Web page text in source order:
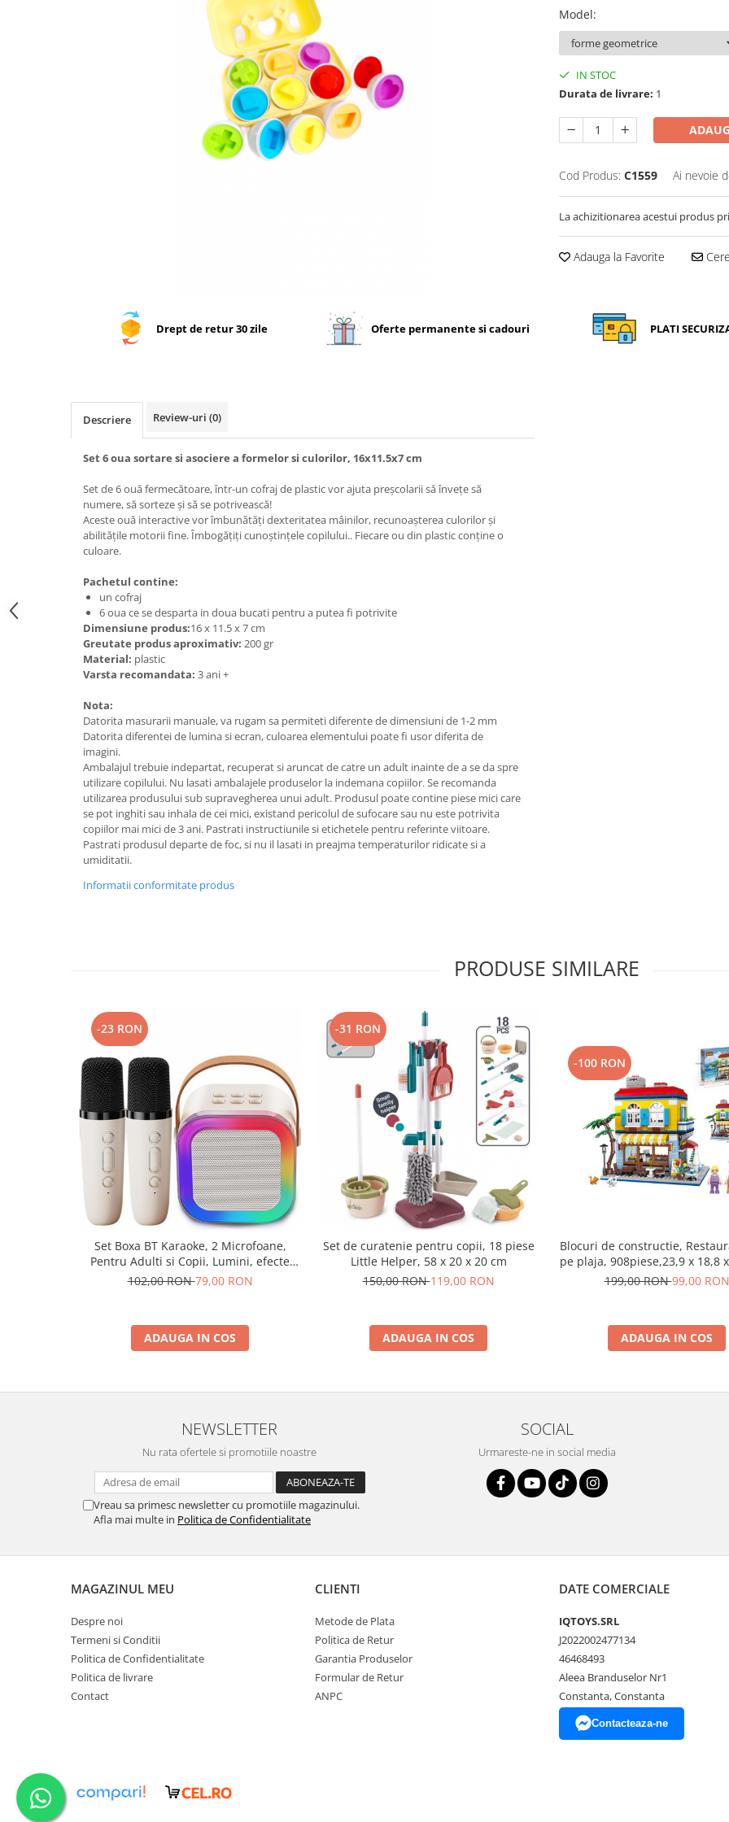
Model:
IN STOC
Durata de livrare: 1
Cod Produs: C1559 Ai nevoie
La achizitionarea acestui produs
Adauga la Favorite
Drept de retur 30 zile Oferte permanente si cadouri PLATI
Descriere Review-uri (0)
Set 6 oua sortare si asociere a formelor si culorilor, 16x11.5x7 cm
Set de 6 ouă fermecătoare, într-un cofraj de plastic vor ajuta preșcolarii să învețe să
numere, să sorteze și să se potrivească!
Aceste ouă interactive vor îmbunătăți dexteritatea mâinilor, recunoașterea culorilor și
abilitățile motorii fine. Îmbogățiți cunoștințele copilului.. Fiecare ou din plastic conține o
culoare.
Pachetul contine:
un cofraj
6 oua ce se desparta in doua bucati pentru a putea fi potrivite
Dimensiune produs:16 x 11.5 x 7 cm
Greutate produs aproximativ: 200 gr
Material: plastic
Varsta recomandata: 3 ani +
Nota:
Datorita masurarii manuale, va rugam sa permiteti diferente de dimensiuni de 1-2 mm
Datorita diferentei de lumina si ecran, culoarea elementului poate fi usor diferita de
imagini.
Ambalajul trebuie indepartat, recuperat si aruncat de catre un adult inainte de a se da spre
utilizare copilului. Nu lasati ambalajele produselor la indemana copiilor. Se recomanda
utilizarea produsului sub supravegherea unui adult. Produsul poate contine piese mici care
se pot inghiti sau inhala de cei mici, existand pericolul de sufocare sau nu este potrivita
copiilor mai mici de 3 ani. Pastrati instructiunile si etichetele pentru referinte viitoare.
Pastrati produsul departe de foc, si nu il lasati in preajma temperaturilor ridicate si a
umiditatii.
Informatii conformitate produs
PRODUSE SIMILARE
-23 RON
Set Boxa BT Karaoke, 2 Microfoane,
Pentru Adulti si Copii, Lumini, efecte
vocale
102,00 RON79,00 RON
ADAUGA IN COS
-31 RON
Set de curatenie pentru copii, 18 piese
Little Helper, 58 x 20 x 20 cm
150,00 RON119,00 RON
ADAUGA IN COS
-100 RON
Blocuri de constructie,
pe plaja, 908piese,23,9 x 18,8
199,00 RON99,00 RON
ADAUGA IN COS
NEWSLETTER
Nu rata ofertele si promotiile noastre
Vreau sa primesc newsletter cu promotiile magazinului.
Afla mai multe in Politica de Confidentialitate
SOCIAL
Urmareste-ne in social media
MAGAZINUL MEU
Despre noi
Termeni si Conditii
Politica de Confidentialitate
Politica de livrare
Contact
CLIENTI
Metode de Plata
Politica de Retur
Garantia Produselor
Formular de Retur
ANPC
DATE COMERCIALE
IQTOYS.SRL
J2022002477134
46468493
Aleea Branduselor Nr1
Constanta, Constanta
Contacteaza-ne